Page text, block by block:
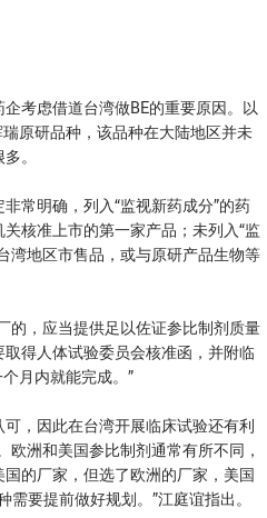
考虑借道台湾做BE的重要原因。以
原研品种，该品种在大陆地区并未
。
常明确，列入“监视新药成分”的药
核准上市的第一家产品；未列入“监
湾地区市售品，或与原研产品生物等
，应当提供足以佐证参比制剂质量
得人体试验委员会核准函，并附临
月内就能完成。”
，因此在台湾开展临床试验还有利
洲和美国参比制剂通常有所不同，
的厂家，但选了欧洲的厂家，美国
要提前做好规划。”江庭谊指出。